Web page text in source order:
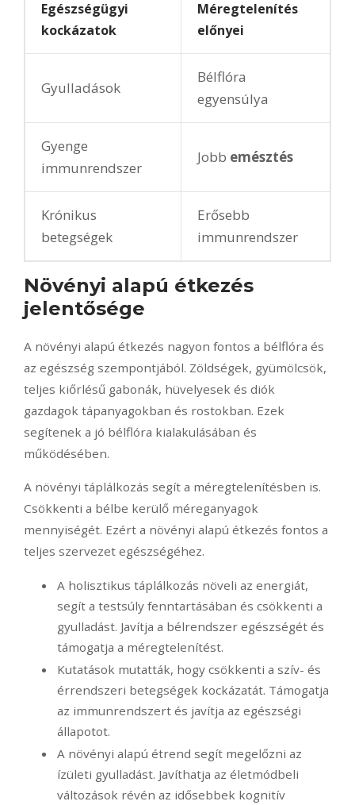
Egészségügyi
kockázatok
Méregtelenítés
előnyei
Gyulladások
Bélflóra
egyensúlya
Gyenge
immunrendszer
Jobb emésztés
Krónikus
betegségek
Erősebb
immunrendszer
Növényi alapú étkezés
jelentősége
A növényi alapú étkezés nagyon fontos a bélflóra és
az egészség szempontjából. Zöldségek, gyümölcsök,
teljes kiőrlésű gabonák, hüvelyesek és diók
gazdagok tápanyagokban és rostokban. Ezek
segítenek a jó bélflóra kialakulásában és
működésében.
A növényi táplálkozás segít a méregtelenítésben is.
Csökkenti a bélbe kerülő méreganyagok
mennyiségét. Ezért a növényi alapú étkezés fontos a
teljes szervezet egészségéhez.
A holisztikus táplálkozás növeli az energiát,
segít a testsúly fenntartásában és csökkenti a
gyulladást. Javítja a bélrendszer egészségét és
támogatja a méregtelenítést.
Kutatások mutatták, hogy csökkenti a szív- és
érrendszeri betegségek kockázatát. Támogatja
az immunrendszert és javítja az egészségi
állapotot.
A növényi alapú étrend segít megelőzni az
ízületi gyulladást. Javíthatja az életmódbeli
változások révén az idősebbek kognitív